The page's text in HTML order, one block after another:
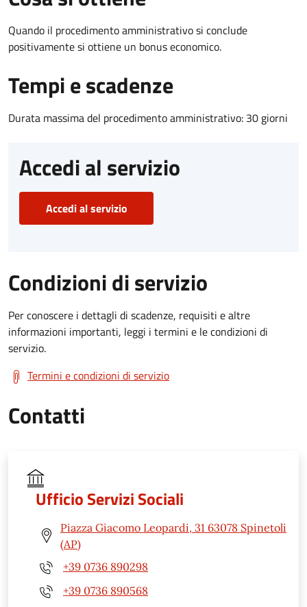
Quando il procedimento amministrativo si conclude
positivamente si ottiene un bonus economico.
Tempi e scadenze
Durata massima del procedimento amministrativo: 30 giorni
Accedi al servizio
Accedi al servizio
Condizioni di servizio
Per conoscere i dettagli di scadenze, requisiti e altre
informazioni importanti, leggi i termini e le condizioni di
servizio.
Termini e condizioni di servizio
Contatti
Ufficio Servizi Sociali
Piazza Giacomo Leopardi, 31 63078 Spinetoli
(AP)
+39 0736 890298
+39 0736 890568